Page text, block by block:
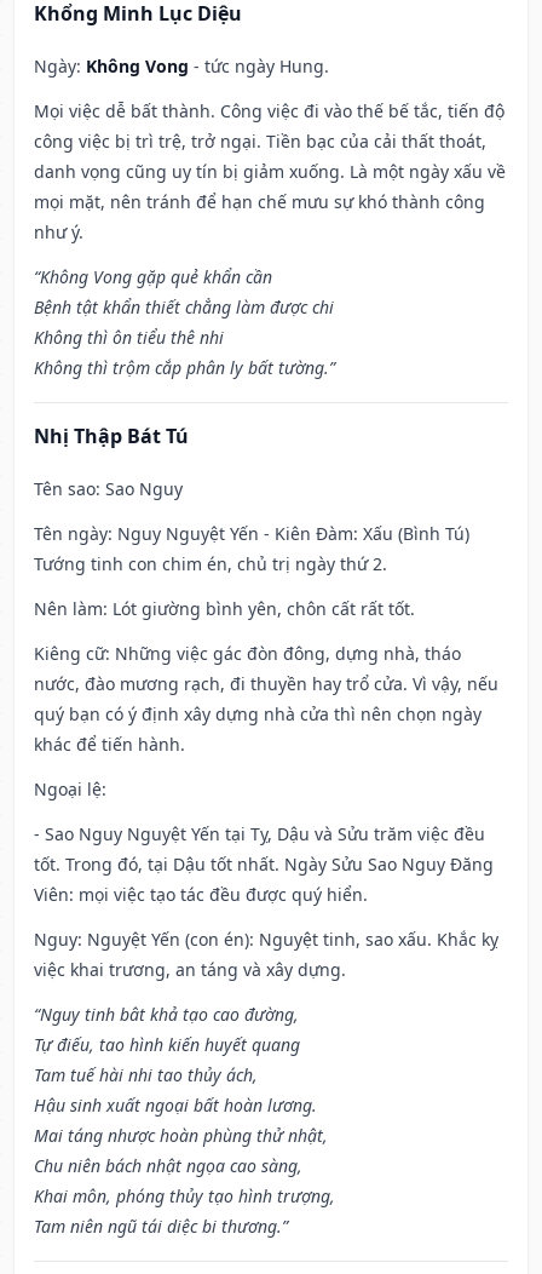
Khổng Minh Lục Diệu
Ngày: Không Vong - tức ngày Hung.
Mọi việc dễ bất thành. Công việc đi vào thế bế tắc, tiến độ
công việc bị trì trệ, trở ngại. Tiền bạc của cải thất thoát,
danh vọng cũng uy tín bị giảm xuống. Là một ngày xấu về
mọi mặt, nên tránh để hạn chế mưu sự khó thành công
như ý.
“Không Vong gặp quẻ khẩn cần
Bệnh tật khẩn thiết chẳng làm được chi
Không thì ôn tiểu thê nhi
Không thì trộm cắp phân ly bất tường.”
Nhị Thập Bát Tú
Tên sao: Sao Nguy
Tên ngày: Nguy Nguyệt Yến - Kiên Đàm: Xấu (Bình Tú)
Tướng tinh con chim én, chủ trị ngày thứ 2.
Nên làm: Lót giường bình yên, chôn cất rất tốt.
Kiêng cữ: Những việc gác đòn đông, dựng nhà, tháo
nước, đào mương rạch, đi thuyền hay trổ cửa. Vì vậy, nếu
quý bạn có ý định xây dựng nhà cửa thì nên chọn ngày
khác để tiến hành.
Ngoại lệ:
- Sao Nguy Nguyệt Yến tại Tỵ, Dậu và Sửu trăm việc đều
tốt. Trong đó, tại Dậu tốt nhất. Ngày Sửu Sao Nguy Đăng
Viên: mọi việc tạo tác đều được quý hiển.
Nguy: Nguyệt Yến (con én): Nguyệt tinh, sao xấu. Khắc kỵ
việc khai trương, an táng và xây dựng.
“Nguy tinh bât khả tạo cao đường,
Tự điếu, tao hình kiến huyết quang
Tam tuế hài nhi tao thủy ách,
Hậu sinh xuất ngoại bất hoàn lương.
Mai táng nhược hoàn phùng thử nhật,
Chu niên bách nhật ngọa cao sàng,
Khai môn, phóng thủy tạo hình trượng,
Tam niên ngũ tái diệc bi thương.”